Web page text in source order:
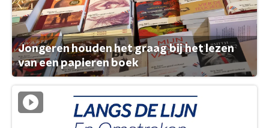
Jongeren houden het graag bij het lezen
van een papieren boek